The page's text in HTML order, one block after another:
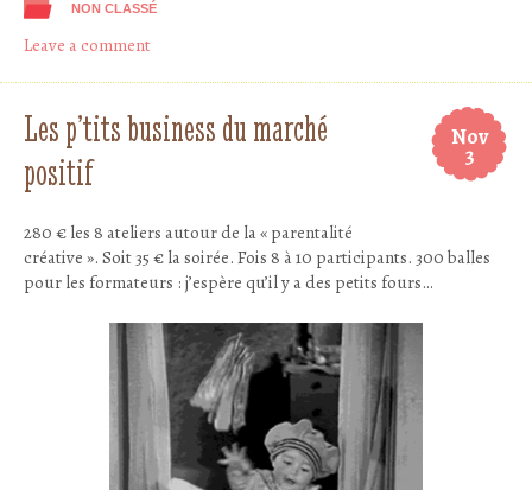
NON CLASSÉ
Leave a comment
Nov
3
Les p’tits business du marché
positif
280 € les 8 ateliers autour de la « parentalité
créative ». Soit 35 € la soirée. Fois 8 à 10 participants. 300 balles
pour les formateurs : j’espère qu’il y a des petits fours…